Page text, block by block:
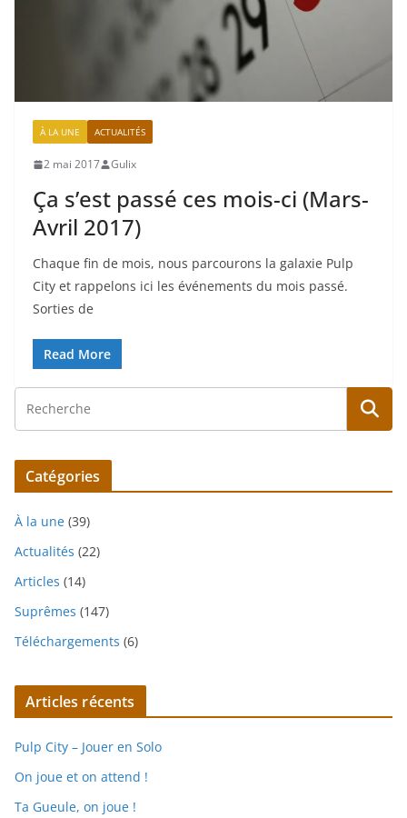
À LA UNE ACTUALITÉS
2 mai 2017 Gulix
Ça s’est passé ces mois-ci (Mars-
Avril 2017)
Chaque fin de mois, nous parcourons la galaxie Pulp
City et rappelons ici les événements du mois passé.
Sorties de
Read More
Catégories
À la une (39)
Actualités (22)
Articles (14)
Suprêmes (147)
Téléchargements (6)
Articles récents
Pulp City – Jouer en Solo
On joue et on attend !
Ta Gueule, on joue !